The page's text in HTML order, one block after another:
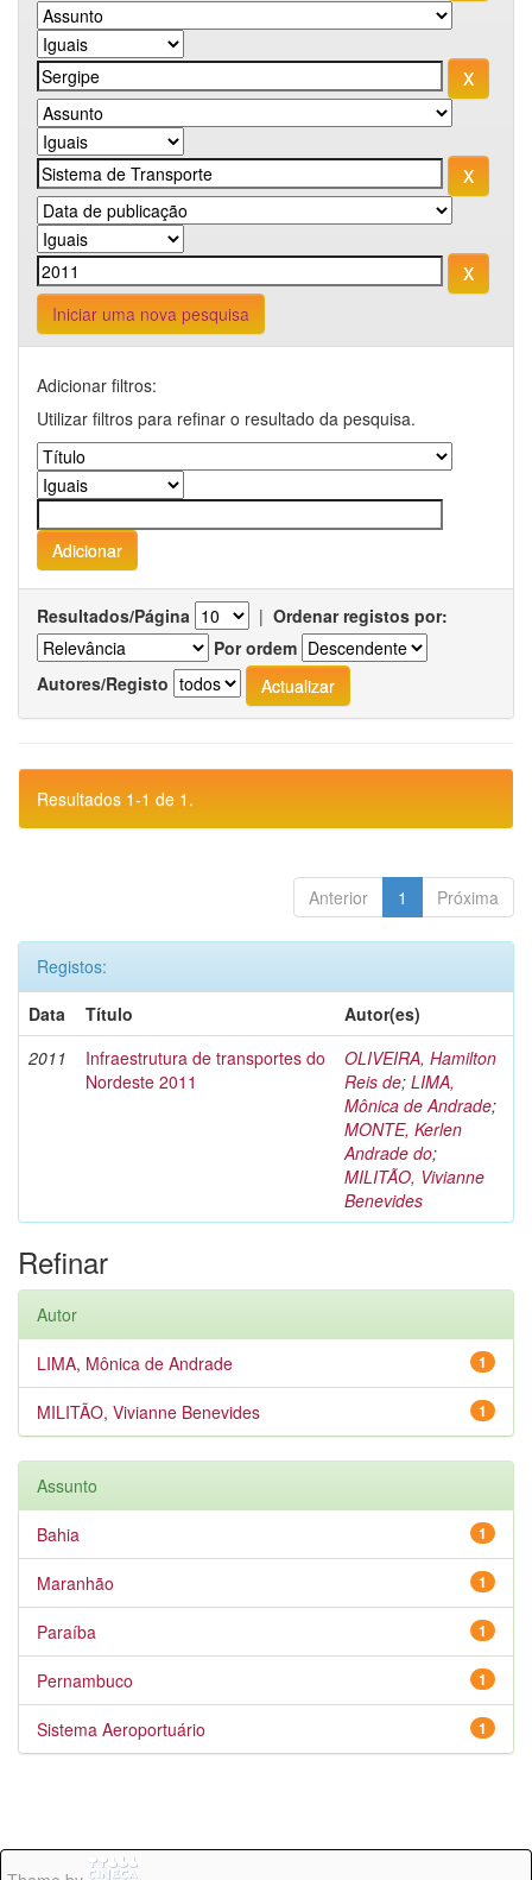
Iniciar uma nova pesquisa
Adicionar filtros:
Utilizar filtros para refinar o resultado da pesquisa.
Resultados/Página | Ordenar registos por:
Por ordem
Autores/Registo
Resultados 1-1 de 1.
Anterior 1 Próxima
Registos:
Data
Título
Autor(es)
2011
Infraestrutura de transportes do
Nordeste 2011
OLIVEIRA, Hamilton
Reis de; LIMA,
Mônica de Andrade;
MONTE, Kerlen
Andrade do;
MILITÃO, Vivianne
Benevides
Refinar
Autor
1
LIMA, Mônica de Andrade
1
MILITÃO, Vivianne Benevides
Assunto
1
Bahia
1
Maranhão
1
Paraíba
1
Pernambuco
1
Sistema Aeroportuário